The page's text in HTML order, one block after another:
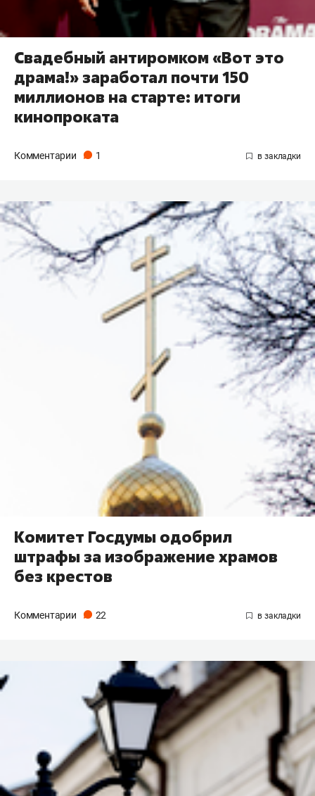
Свадебный антиромком «Вот это
драма!» заработал почти 150
миллионов на старте: итоги
кинопроката
Комментарии 1
Комитет Госдумы одобрил
штрафы за изображение храмов
без крестов
Комментарии 22